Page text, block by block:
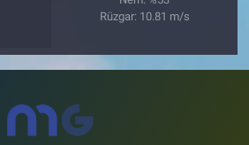
Rüzgar: 10.81 m/s